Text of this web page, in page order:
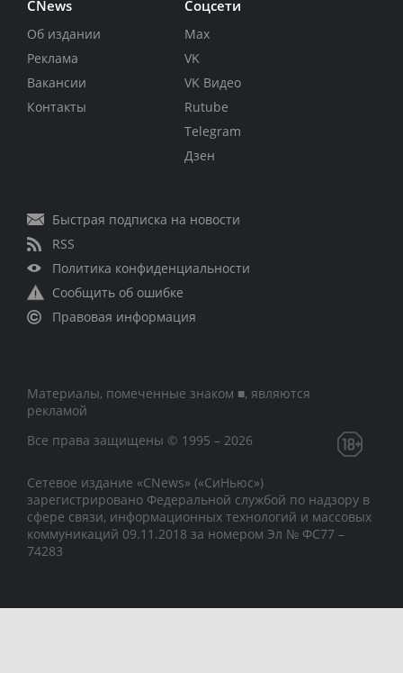
CNews
Об издании
Реклама
Вакансии
Контакты
Соцсети
Max
VK
VK Видео
Rutube
Telegram
Дзен
Быстрая подписка на новости
RSS
Политика конфиденциальности
Сообщить об ошибке
Правовая информация
Материалы, помеченные знаком ■, являются
рекламой
Все права защищены © 1995 – 2026
Сетевое издание «CNews» («СиНьюс»)
зарегистрировано Федеральной службой по надзору в
сфере связи, информационных технологий и массовых
коммуникаций 09.11.2018 за номером Эл № ФС77 –
74283